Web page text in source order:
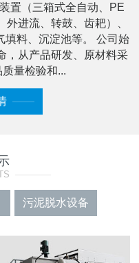
置（三箱式全自动、PE
进流、转鼓、齿耙）、
填料、沉淀池等。 公司始
，从产品研发、原材料采
量检验和...
——
————
污泥脱水设备